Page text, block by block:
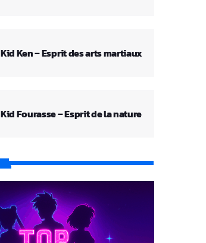
Kid Ken – Esprit des arts martiaux
Kid Fourasse – Esprit de la nature